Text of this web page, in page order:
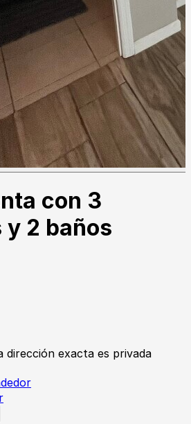
con 3
y 2 baños
dirección exacta es privada